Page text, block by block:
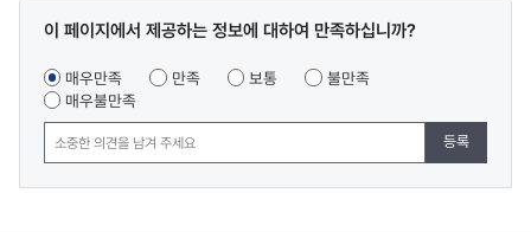
콘텐츠
조사
이 페이지에서 제공하는 정보에 대하여 만족하십니까?
매우만족 만족 보통
불만족
매우불만족
등록